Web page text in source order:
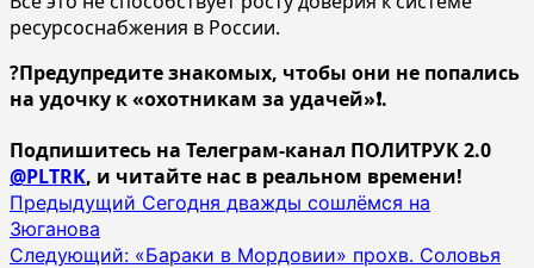
ресурсоснабжения в России.
?Предупредите знакомых, чтобы они не попались
на удочку к «охотникам за удачей»❗️.
Подпишитесь на Телеграм-канал ПОЛИТРУК 2.0
@PLTRK, и читайте нас в реальном времени!
Навигация
записи
Предыдущий Сегодня дважды сошлёмся на
Зюганова
Следующий: «Бараки в Мордовии» прохв. Соловья